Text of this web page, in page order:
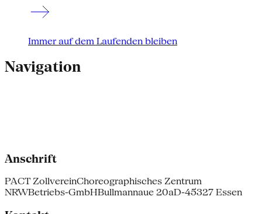
Immer auf dem Laufenden bleiben
Navigation
Anschrift
PACT ZollvereinChoreographisches Zentrum
NRWBetriebs-GmbHBullmannaue 20aD-45327 Essen